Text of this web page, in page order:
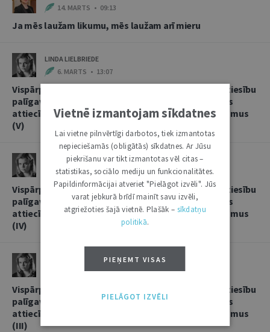
14. MARTS • 09:13
Ja mēs laužam likumu, mēs laužam arī mieru
LINDA LIELBRIEDE
6. MARTS • 13:07
Vispārpieņemtās starptautiskās banku prakses kā tiesību
palīgavota vieta un loma kredītiestāžu savstarpējās
attiecībās, sniedzot korespondentbanku pakalpojumus
(V)
LINDA LIELBRIEDE
20. FEBRUĀRIS • 11:13
Vispārpieņemtās starptautiskās banku prakses kā tiesību
palīgavota vieta un loma kredītiestāžu savstarpējās
attiecībās, sniedzot korespondentbanku pakalpojumus
(IV)
4. FEBRUĀRIS • 17:53
Vispārpieņemtās starptautiskās banku prakses kā tiesību
palīgavota vieta un loma kredītiestāžu savstarpējās
attiecībās, sniedzot korespondentbanku pakalpojumus
(III)
Vietnē izmantojam sīkdatnes
Lai vietne pilnvērtīgi darbotos, tiek izmantotas
nepieciešamās (obligātās) sīkdatnes. Ar Jūsu
piekrišanu var tikt izmantotas vēl citas –
statistikas, sociālo mediju un funkcionalitātes.
Papildinformācijai atveriet "Pielāgot izvēli". Jūs
varat jebkurā brīdī mainīt savu izvēli,
atgriežoties šajā vietnē. Plašāk – sīkdatņu
politikā.
PIEŅEMT VISAS
PIELĀGOT IZVĒLI